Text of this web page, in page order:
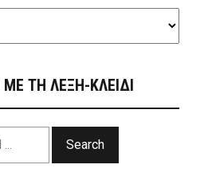
ΤΗ ΛΕΞΗ-ΚΛΕΙΔΙ
Search